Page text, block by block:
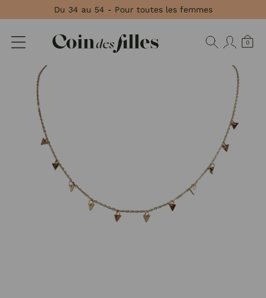
Du 34 au 54 - Pour toutes les femmes
0
Panneau de gestion des cookies